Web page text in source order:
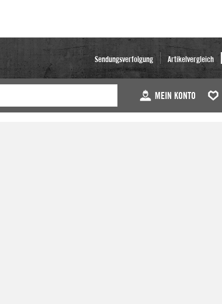
Sendungsverfolgung Artikelvergleich
MEIN KONTO